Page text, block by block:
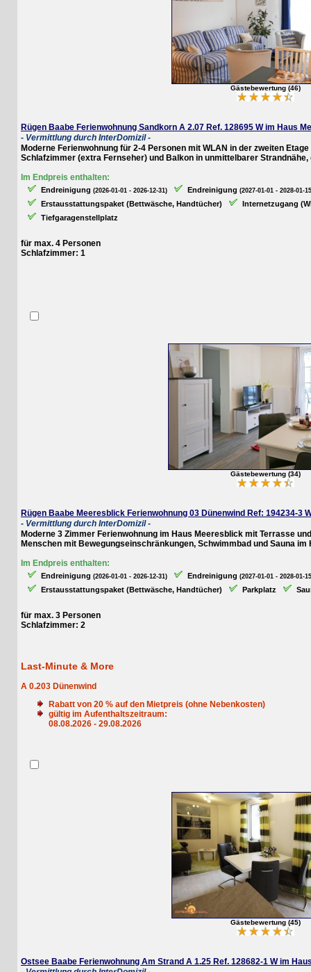
Gästebewertung (46)
Rügen Baabe Ferienwohnung Sandkorn A 2.07 Ref. 128695 W im Haus
- Vermittlung durch InterDomizil -
Moderne Ferienwohnung für 2-4 Personen mit WLAN in der zweiten Etage
Schlafzimmer (extra Fernseher) und Balkon in unmittelbarer Strandnähe,
Im Endpreis enthalten:
Endreinigung(2026-01-01 - 2026-12-31) Endreinigung(2027-01-01 - 2028-01-15)
Erstausstattungspaket (Bettwäsche, Handtücher)
Internetzugang (WLAN)
Tiefgaragenstellplatz
für max. 4 Personen
Schlafzimmer: 1
Gästebewertung (34)
Rügen Baabe Meeresblick Ferienwohnung 03 Dünenwind Ref: 194234-3 W
- Vermittlung durch InterDomizil -
Moderne 3 Zimmer Ferienwohnung im Haus Meeresblick mit Terrasse und
Menschen mit Bewegungseinschränkungen, Schwimmbad und Sauna im
Im Endpreis enthalten:
Endreinigung(2026-01-01 - 2026-12-31) Endreinigung(2027-01-01 - 2028-01-15)
Erstausstattungspaket (Bettwäsche, Handtücher) Parkplatz Sauna
für max. 3 Personen
Schlafzimmer: 2
Last-Minute & More
A 0.203 Dünenwind
Rabatt von 20% auf den Mietpreis (ohne Nebenkosten)
gültig im Aufenthaltszeitraum:
08.08.2026 - 29.08.2026
Gästebewertung (45)
Ostsee Baabe Ferienwohnung Am Strand A 1.25 Ref. 128682-1 W im Haus